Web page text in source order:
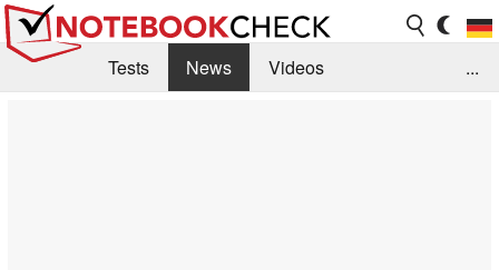
Tests News
Videos
...